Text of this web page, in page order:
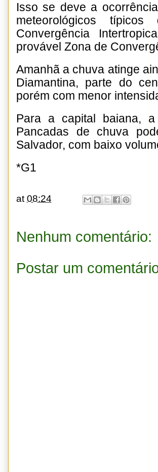
Isso se deve a
meteorológicos
Convergência
provável Zona de
Amanhã a chuva atinge
Diamantina, parte do
porém com menor
Para a capital baiana,
Pancadas de chuva
Salvador, com baixo
*G1
at08:24
Nenhum comentário:
Postar um